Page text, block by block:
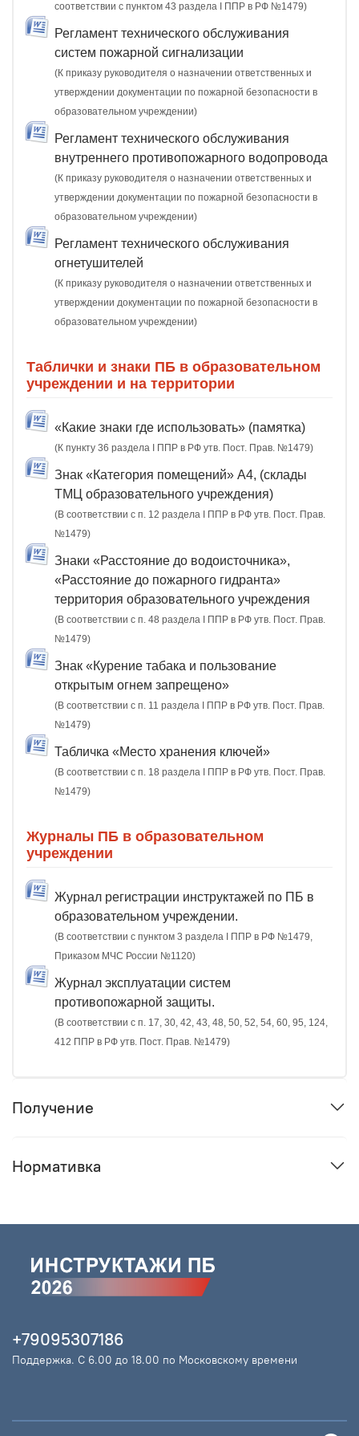
соответствии с пунктом 43 раздела I ППР в РФ №1479)
Регламент технического обслуживания
систем пожарной сигнализации
(К приказу руководителя о назначении ответственных и
утверждении документации по пожарной безопасности в
образовательном учреждении)
Регламент технического обслуживания
внутреннего противопожарного водопровода
(К приказу руководителя о назначении ответственных и
утверждении документации по пожарной безопасности в
образовательном учреждении)
Регламент технического обслуживания
огнетушителей
(К приказу руководителя о назначении ответственных и
утверждении документации по пожарной безопасности в
образовательном учреждении)
Таблички и знаки ПБ в образовательном
учреждении и на территории
«Какие знаки где использовать» (памятка)
(К пункту 36 раздела I ППР в РФ утв. Пост. Прав. №1479)
Знак «Категория помещений» А4, (склады
ТМЦ образовательного учреждения)
(В соответствии с п. 12 раздела I ППР в РФ утв. Пост. Прав.
№1479)
Знаки «Расстояние до водоисточника»,
«Расстояние до пожарного гидранта»
территория образовательного учреждения
(В соответствии с п. 48 раздела I ППР в РФ утв. Пост. Прав.
№1479)
Знак «Курение табака и пользование
открытым огнем запрещено»
(В соответствии с п. 11 раздела I ППР в РФ утв. Пост. Прав.
№1479)
Табличка «Место хранения ключей»
(В соответствии с п. 18 раздела I ППР в РФ утв. Пост. Прав.
№1479)
Журналы ПБ в образовательном
учреждении
Журнал регистрации инструктажей по ПБ в
образовательном учреждении.
(В соответствии с пунктом 3 раздела I ППР в РФ №1479,
Приказом МЧС России №1120)
Журнал эксплуатации систем
противопожарной защиты.
(В соответствии с п. 17, 30, 42, 43, 48, 50, 52, 54, 60, 95, 124,
412 ППР в РФ утв. Пост. Прав. №1479)
Получение
Нормативка
+79095307186
Поддержка. С 6.00 до 18.00 по Московскому времени